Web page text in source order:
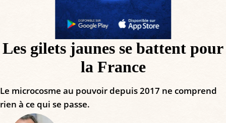
Les gilets jaunes se battent pour
la France
Le microcosme au pouvoir depuis 2017 ne comprend
rien à ce qui se passe.